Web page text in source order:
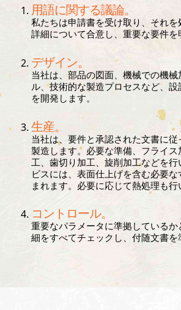
用語に関する議論。
私たちは申請書を受け取り、それ
詳細について合意し、重要な要件を
デザイン。
当社は、部品の図面、機械での機
ル、技術的な製造プロセスなど、
を開発します。
生産。
当社は、要件と承認された文書に従
製造します。必要な準備、フライス
工、歯切り加工、旋削加工などを
ビスには、表面仕上げを含む必要
まれます。必要に応じて熱処理も行
コントロール。
重要なパラメータに準拠している
細をすべてチェックし、付随文書を